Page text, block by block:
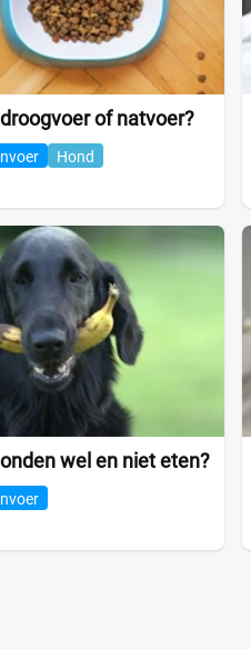
of natvoer?
Hond
wel en niet eten?